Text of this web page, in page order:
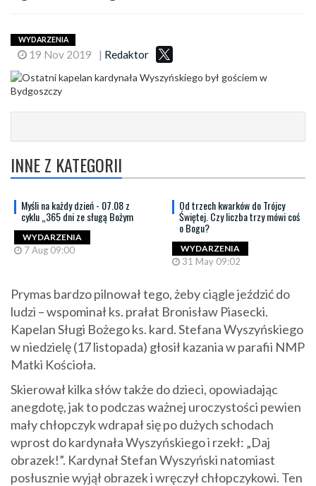
WYDARZENIA
19 Nov 2019 | Redaktor
INNE Z KATEGORII
Myśli na każdy dzień - 07.08 z
cyklu „365 dni ze sługą Bożym
WYDARZENIA
7 Aug 09:00
Od trzech kwarków do Trójcy
Świętej. Czy liczba trzy mówi coś
o Bogu?
WYDARZENIA
31 May 09:02
Prymas bardzo pilnował tego, żeby ciągle jeździć do
ludzi – wspominał ks. prałat Bronisław Piasecki.
Kapelan Sługi Bożego ks. kard. Stefana Wyszyńskiego
w niedzielę (17 listopada) głosił kazania w parafii NMP
Matki Kościoła.
Skierował kilka słów także do dzieci, opowiadając
anegdotę, jak to podczas ważnej uroczystości pewien
mały chłopczyk wdrapał się po dużych schodach
wprost do kardynała Wyszyńskiego i rzekł: „Daj
obrazek!”. Kardynał Stefan Wyszyński natomiast
posłusznie wyjął obrazek i wręczył chłopczykowi. Ten